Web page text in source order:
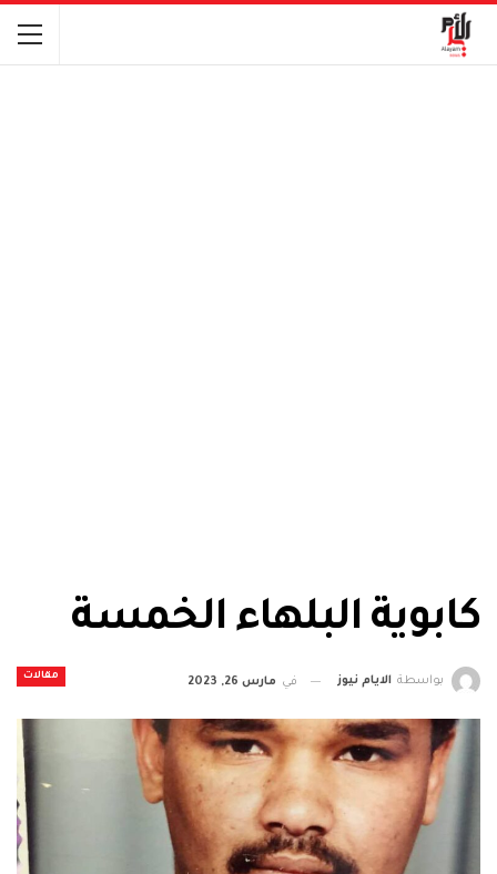
كابوية البلهاء الخمسة
مقالات بواسطة الايام نيوز في مارس 26, 2023